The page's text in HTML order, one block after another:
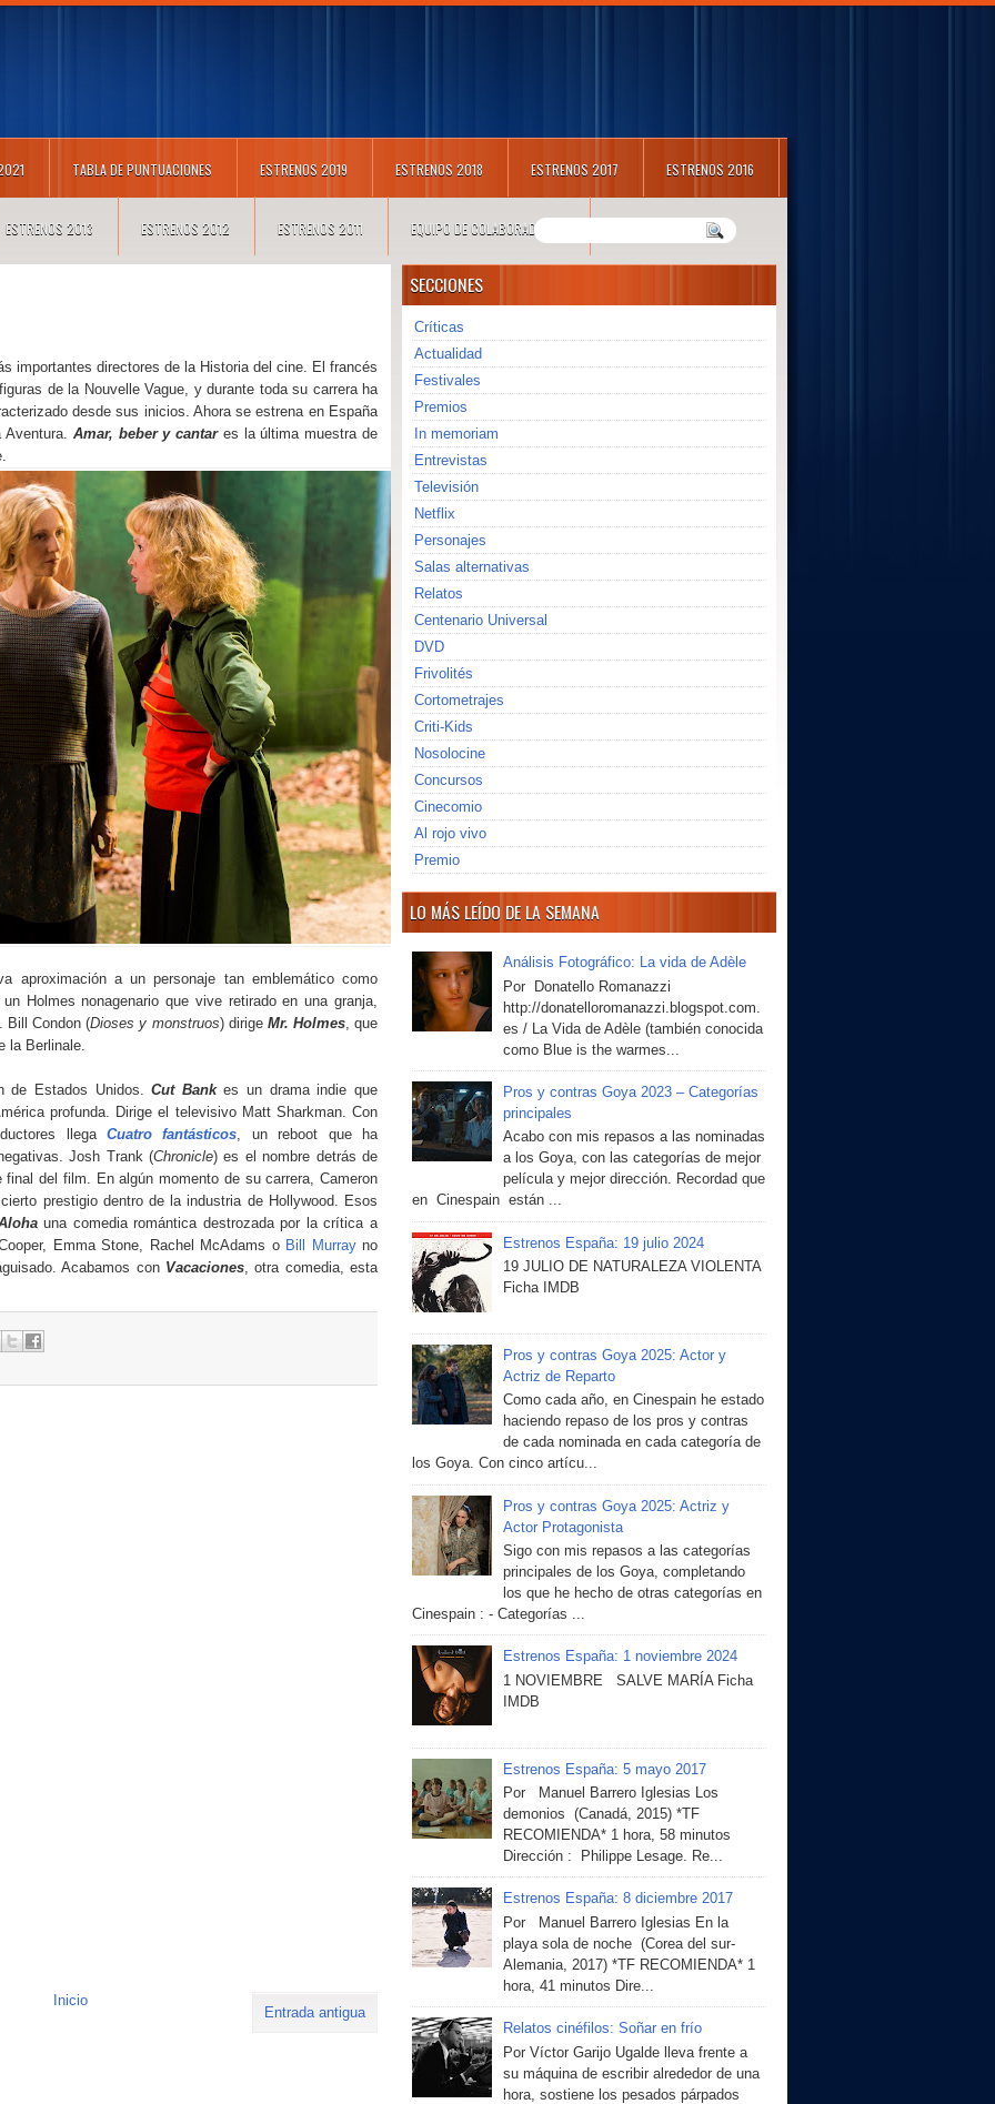
TABLA DE PUNTUACIONES ESTRENOS 2019 ESTRENOS 2018 ESTRENOS 2017 ESTRENOS 2016
ESTRENOS 2013 ESTRENOS 2012 ESTRENOS 2011 EQUIPO DE COLABORADORES
importantes directores de la Historia del cine. El francés
de la Nouvelle Vague, y durante toda su carrera ha
desde sus inicios. Ahora se estrena en España
Amar, beber y cantares la última muestra de
aproximación a un personaje tan emblemático como
Holmes nonagenario que vive retirado en una granja,
Bill Condon (Dioses y monstruos) dirige Mr. Holmes, que
la Berlinale.
de Estados Unidos.Cut Bankes un drama indie que
profunda. Dirige el televisivo Matt Sharkman. Con
llega Cuatro fantásticos , un reboot que ha
Josh Trank (Chronicle) es el nombre detrás de
del film. En algún momento de su carrera, Cameron
prestigio dentro de la industria de Hollywood. Esos
una comedia romántica destrozada por la crítica a
Emma Stone, Rachel McAdams o Bill Murrayno
Acabamos con Vacaciones, otra comedia, esta
Entrada antigua
Inicio
SECCIONES
Críticas
Actualidad
Festivales
Premios
In memoriam
Entrevistas
Televisión
Netflix
Personajes
Salas alternativas
Relatos
Centenario Universal
DVD
Frivolités
Cortometrajes
Criti-Kids
Nosolocine
Concursos
Cinecomio
Al rojo vivo
Premio
LO MÁS LEÍDO DE LA SEMANA
Análisis Fotográfico: La vida de Adèle
Por Donatello Romanazzi
http://donatelloromanazzi.blogspot.com.
es / La Vida de Adèle (también conocida
como Blue is the warmes...
Pros y contras Goya 2023 – Categorías
principales
Acabo con mis repasos a las nominadas
a los Goya, con las categorías de mejor
película y mejor dirección. Recordad que
en Cinespain están ...
Estrenos España: 19 julio 2024
19 JULIO DE NATURALEZA VIOLENTA
Ficha IMDB
Pros y contras Goya 2025: Actor y
Actriz de Reparto
Como cada año, en Cinespain he estado
haciendo repaso de los pros y contras
de cada nominada en cada categoría de
los Goya. Con cinco artícu...
Pros y contras Goya 2025: Actriz y
Actor Protagonista
Sigo con mis repasos a las categorías
principales de los Goya, completando
los que he hecho de otras categorías en
Cinespain : - Categorías ...
Estrenos España: 1 noviembre 2024
1 NOVIEMBRE SALVE MARÍA Ficha
IMDB
Estrenos España: 5 mayo 2017
Por Manuel Barrero Iglesias Los
demonios (Canadá, 2015) *TF
RECOMIENDA* 1 hora, 58 minutos
Dirección : Philippe Lesage. Re...
Estrenos España: 8 diciembre 2017
Por Manuel Barrero Iglesias En la
playa sola de noche (Corea del sur-
Alemania, 2017) *TF RECOMIENDA* 1
hora, 41 minutos Dire...
Relatos cinéfilos: Soñar en frío
Por Víctor Garijo Ugalde lleva frente a
su máquina de escribir alrededor de una
hora, sostiene los pesados párpados